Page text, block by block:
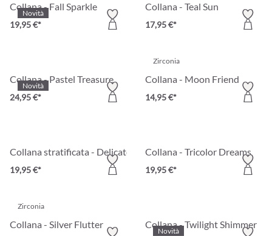
Novità
Collana - Fall Sparkle
19,95 €*
Collana - Teal Sun
17,95 €*
Novità
Collana - Pastel Treasure
24,95 €*
Zirconia
Collana - Moon Friend
14,95 €*
Collana stratificata - Delicate Bling
19,95 €*
Collana - Tricolor Dreams
19,95 €*
Zirconia
Collana - Silver Flutter
Novità
Collana - Twilight Shimmer